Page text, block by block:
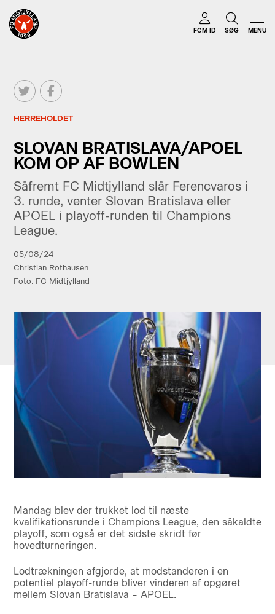
FCM ID SØG MENU
HERREHOLDET
SLOVAN BRATISLAVA/APOEL
KOM OP AF BOWLEN
Såfremt FC Midtjylland slår Ferencvaros i
3. runde, venter Slovan Bratislava eller
APOEL i playoff-runden til Champions
League.
05/08/24
Christian Rothausen
Foto: FC Midtjylland
Mandag blev der trukket lod til næste
kvalifikationsrunde i Champions League, den såkaldte
playoff, som også er det sidste skridt før
hovedturneringen.
Lodtrækningen afgjorde, at modstanderen i en
potentiel playoff-runde bliver vinderen af opgøret
mellem Slovan Bratislava – APOEL.